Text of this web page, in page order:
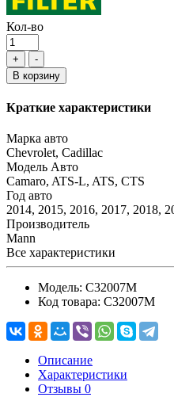
Кол-во
+
-
В корзину
Краткие характеристики
Марка авто
Chevrolet, Cadillac
Модель Авто
Camaro, ATS-L, ATS, CTS
Год авто
2014, 2015, 2016, 2017, 2018,
Производитель
Mann
Все характеристики
Модель: C32007M
Код товара: C32007M
Описание
Характеристики
Отзывы 0